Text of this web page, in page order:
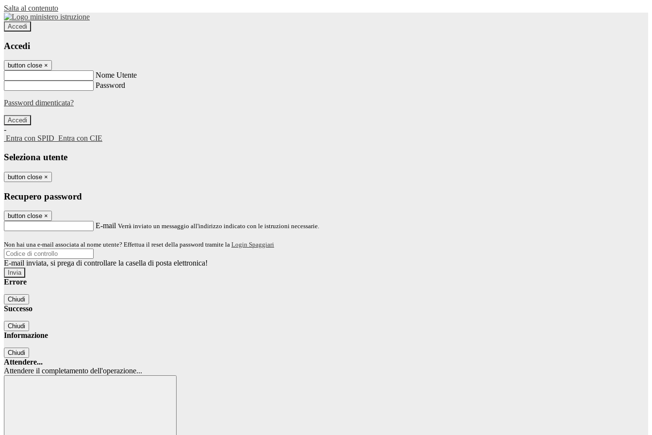
Salta al contenuto
Accedi
Accedi
button close ×
Nome Utente
Password
Password dimenticata?
-
Entra con SPID Entra con CIE
Seleziona utente
button close ×
Recupero password
button close ×
E-mail Verrà inviato un messaggio all'indirizzo indicato con le istruzioni necessarie.
Non hai una e-mail associata al nome utente? Effettua il reset della password tramite la Login Spaggiari
E-mail inviata, si prega di controllare la casella di posta elettronica!
Errore
Chiudi
Successo
Chiudi
Informazione
Chiudi
Attendere...
Attendere il completamento dell'operazione...